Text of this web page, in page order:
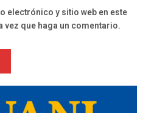
electrónico y sitio web en este
que haga un comentario.